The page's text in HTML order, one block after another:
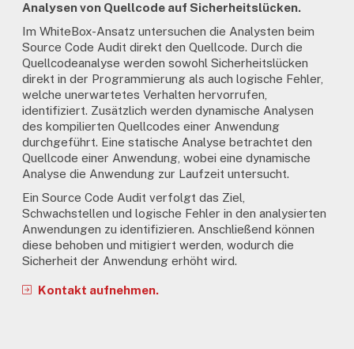
Analysen von Quellcode auf Sicherheitslücken.
Im WhiteBox-Ansatz untersuchen die Analysten beim
Source Code Audit direkt den Quellcode. Durch die
Quellcodeanalyse werden sowohl Sicherheitslücken
direkt in der Programmierung als auch logische Fehler,
welche unerwartetes Verhalten hervorrufen,
identifiziert. Zusätzlich werden dynamische Analysen
des kompilierten Quellcodes einer Anwendung
durchgeführt. Eine statische Analyse betrachtet den
Quellcode einer Anwendung, wobei eine dynamische
Analyse die Anwendung zur Laufzeit untersucht.
Ein Source Code Audit verfolgt das Ziel,
Schwachstellen und logische Fehler in den analysierten
Anwendungen zu identifizieren. Anschließend können
diese behoben und mitigiert werden, wodurch die
Sicherheit der Anwendung erhöht wird.
Kontakt aufnehmen.